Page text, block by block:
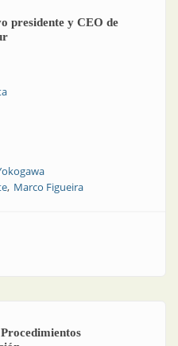
presidente y CEO de
Marco Figueira
es el nuevo presidente y CEO de